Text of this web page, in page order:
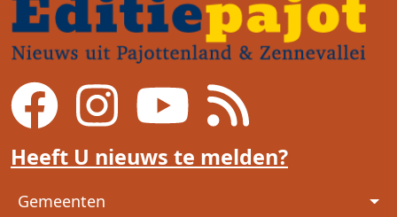
Heeft U nieuws te melden?
Voet
Gemeenten